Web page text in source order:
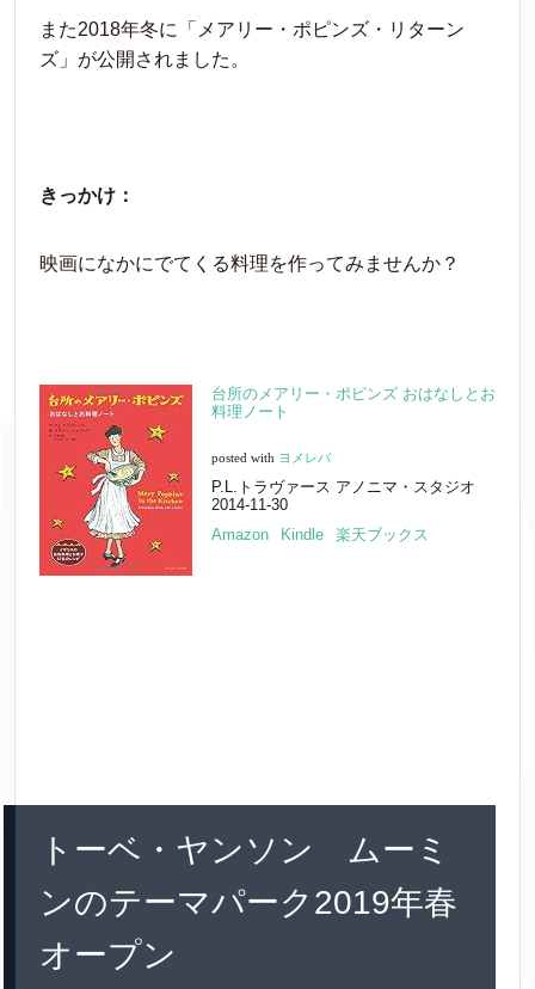
また2018年冬に「メアリー・ポピンズ・リターン
ズ」が公開されました。
きっかけ：
映画になかにでてくる料理を作ってみませんか？
台所のメアリー・ポピンズ おはなしとお
料理ノート
posted with ヨメレバ
P.L.トラヴァース アノニマ・スタジオ
2014-11-30
Amazon
Kindle 楽天ブックス
トーベ・ヤンソン ムーミ
ンのテーマパーク2019年春
オープン